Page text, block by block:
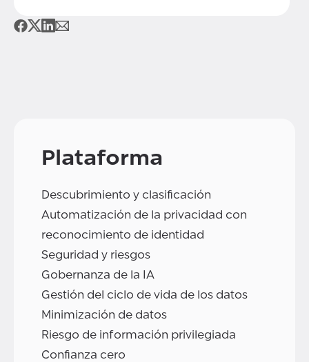
Plataforma
Descubrimiento y clasificación
Automatización de la privacidad con
reconocimiento de identidad
Seguridad y riesgos
Gobernanza de la IA
Gestión del ciclo de vida de los datos
Minimización de datos
Riesgo de información privilegiada
Confianza cero